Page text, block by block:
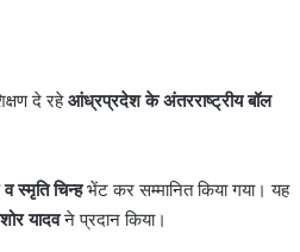
दे रहेआंध्रप्रदेश के अंतरराष्ट्रीय बॉल
स्मृति चिन्हभेंट कर सम्मानित किया गया। यह
यादवने प्रदान किया।